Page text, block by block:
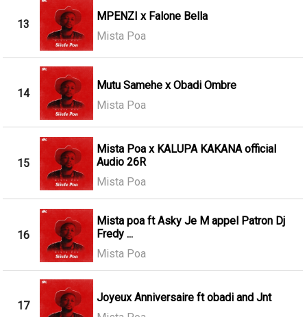
13
MPENZI x Falone Bella
Mista Poa
14
Mutu Samehe x Obadi Ombre
Mista Poa
15
Mista Poa x KALUPA KAKANA official
Audio 26R
Mista Poa
16
Mista poa ft Asky Je M appel Patron Dj
Fredy ...
Mista Poa
17
Joyeux Anniversaire ft obadi and Jnt